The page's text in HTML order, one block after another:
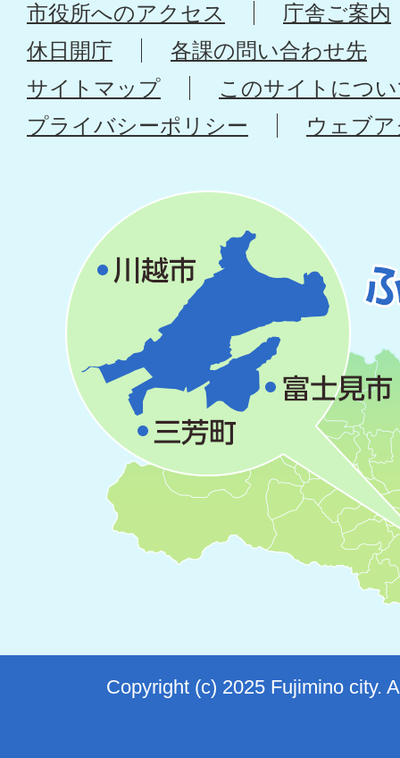
市役所へのアクセス
庁舎ご案内
休日開庁
各課の問い合わせ先
サイトマップ
このサイトにつ
プライバシーポリシー
ウェブ
Copyright (c) 2025 Fujimino city.